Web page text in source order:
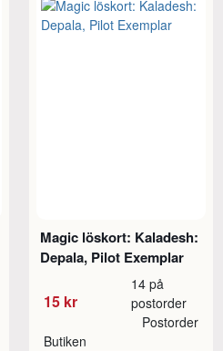
Magic löskort: Kaladesh:
Depala, Pilot Exemplar
15 kr
14 på
postorder
Butiken
Postorder